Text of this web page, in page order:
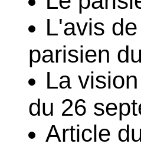
L'avis
parisien
La
du 26
Article